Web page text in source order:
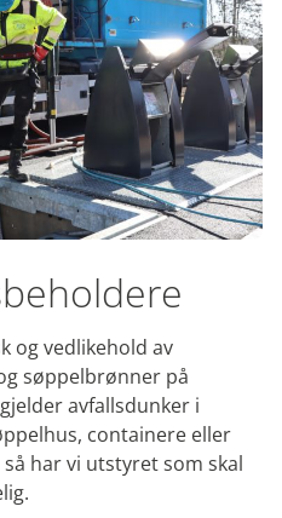
og vedlikehold av
søppelbrønner på
avfallsdunker i
containere eller
har vi utstyret som skal